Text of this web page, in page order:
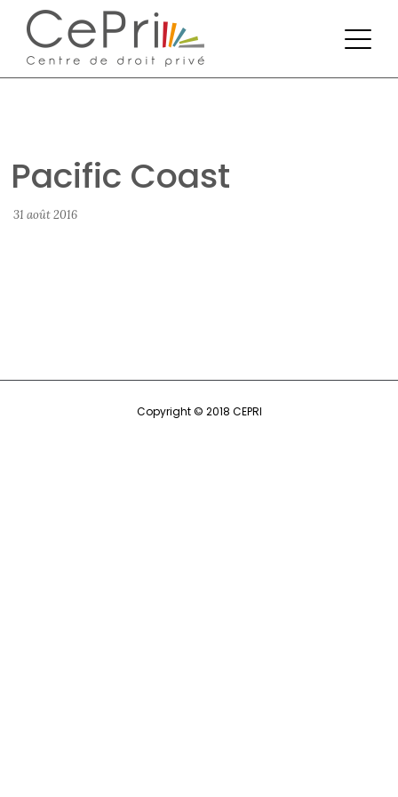
Pacific Coast
31 août 2016
Copyright © 2018 CEPRI